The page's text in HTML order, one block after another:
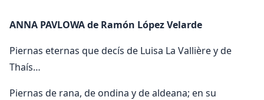
ANNA PAVLOWA de Ramón López Velarde
Piernas eternas que decís de Luisa La Vallière y de
Thaís…
Piernas de rana, de ondina y de aldeana; en su